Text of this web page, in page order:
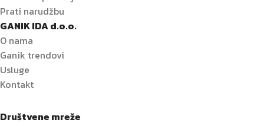
Prati narudžbu
GANIK IDA d.o.o.
O nama
Ganik trendovi
Usluge
Kontakt
Društvene mreže